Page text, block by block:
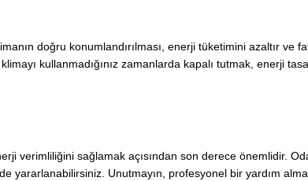
doğru konumlandırılması, enerji tüketimini azaltır ve
kullanmadığınız zamanlarda kapalı tutmak, enerji
verimliliğini sağlamak açısından son derece önemlidir.
yararlanabilirsiniz. Unutmayın, profesyonel bir yardım